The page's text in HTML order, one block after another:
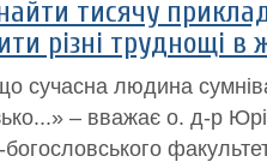
тисячу
різні труднощі в
сучасна людина
– вважає о. д-р